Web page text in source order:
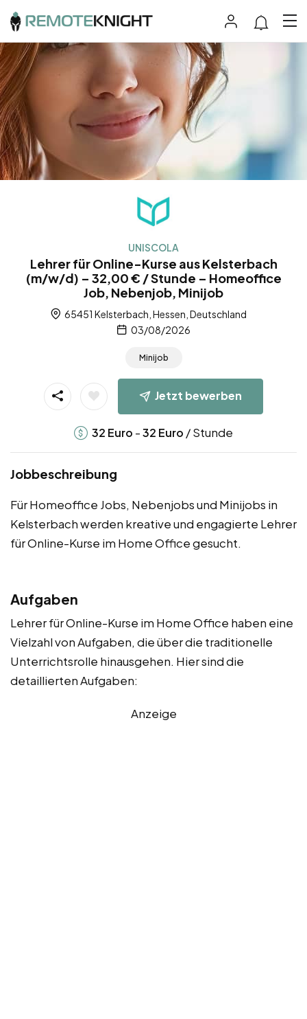
UNISCOLA
Lehrer für Online-Kurse aus Kelsterbach
(m/w/d) – 32,00 € / Stunde – Homeoffice
Job, Nebenjob, Minijob
65451 Kelsterbach, Hessen, Deutschland
03/08/2026
Minijob
Jetzt bewerben
32 Euro -32 Euro / Stunde
Jobbeschreibung
Für Homeoffice Jobs, Nebenjobs und Minijobs in
Kelsterbach werden kreative und engagierte Lehrer
für Online-Kurse im Home Office gesucht.
Aufgaben
Lehrer für Online-Kurse im Home Office haben eine
Vielzahl von Aufgaben, die über die traditionelle
Unterrichtsrolle hinausgehen. Hier sind die
detaillierten Aufgaben:
Anzeige